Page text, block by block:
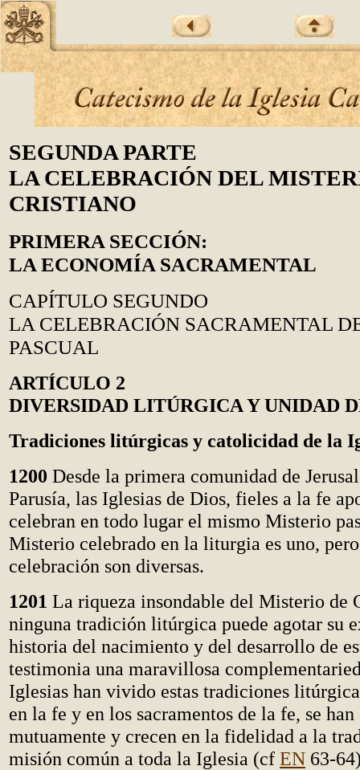
SEGUNDA PARTE
LA CELEBRACIÓN DEL
CRISTIANO
PRIMERA SECCIÓN:
LA ECONOMÍA SACRAMENTAL
CAPÍTULO SEGUNDO
LA CELEBRACIÓN SACRAMENTAL
PASCUAL
ARTÍCULO 2
DIVERSIDAD LITÚRGICA Y UNIDAD
Tradiciones litúrgicas y catolicidad de la
1200 Desde la primera comunidad de
Parusía, las Iglesias de Dios, fieles a la fe
celebran en todo lugar el mismo Misterio
Misterio celebrado en la liturgia es uno,
celebración son diversas.
1201 La riqueza insondable del Misterio de
ninguna tradición litúrgica puede agotar su
historia del nacimiento y del desarrollo de
testimonia una maravillosa
Iglesias han vivido estas tradiciones
en la fe y en los sacramentos de la fe, se
mutuamente y crecen en la fidelidad a la
misión común a toda la Iglesia (cf EN 63-